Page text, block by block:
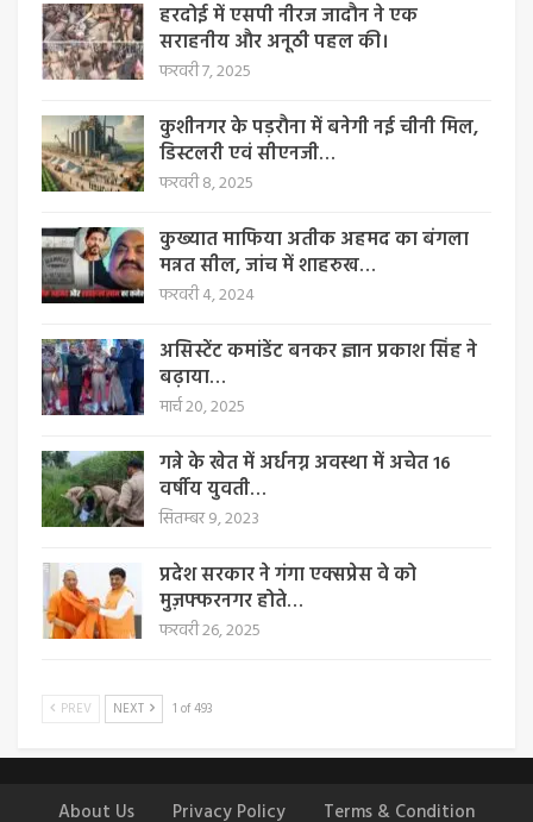
हरदोई में एसपी नीरज जादौन ने एक
सराहनीय और अनूठी पहल की।
फरवरी 7, 2025
कुशीनगर के पड़रौना में बनेगी नई चीनी मिल,
डिस्टलरी एवं सीएनजी…
फरवरी 8, 2025
कुख्यात माफिया अतीक अहमद का बंगला
मन्नत सील, जांच में शाहरुख…
फरवरी 4, 2024
असिस्टेंट कमांडेंट बनकर ज्ञान प्रकाश सिंह ने
बढ़ाया…
मार्च 20, 2025
गन्ने के खेत में अर्धनग्न अवस्था में अचेत 16
वर्षीय युवती…
सितम्बर 9, 2023
प्रदेश सरकार ने गंगा एक्सप्रेस वे को
मुज़फ्फरनगर होते…
फरवरी 26, 2025
PREV NEXT 1 of 493
About Us Privacy Policy Terms & Condition